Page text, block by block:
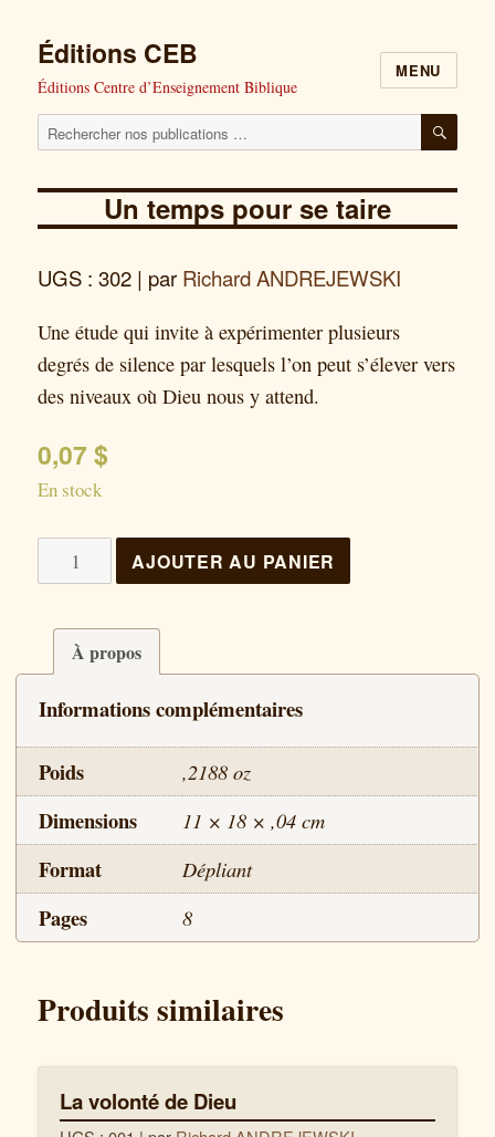
Éditions CEB
Éditions Centre d’Enseignement Biblique
MENU
Cherchez
publications
pour
Un temps pour se taire
UGS : 302 | par Richard ANDREJEWSKI
Une étude qui invite à expérimenter plusieurs
degrés de silence par lesquels l’on peut s’élever vers
des niveaux où Dieu nous y attend.
0,07$
En stock
quantité
de
temps
pour
se
taire
AJOUTER AU PANIER
À propos
Informations complémentaires
Poids ,2188 oz
Dimensions 11 × 18 × ,04 cm
Format Dépliant
Pages 8
Produits similaires
La volonté de Dieu